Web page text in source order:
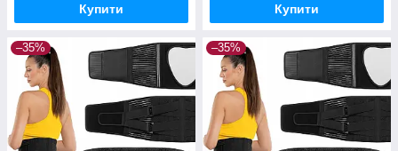
Купити Купити
–35% –35%